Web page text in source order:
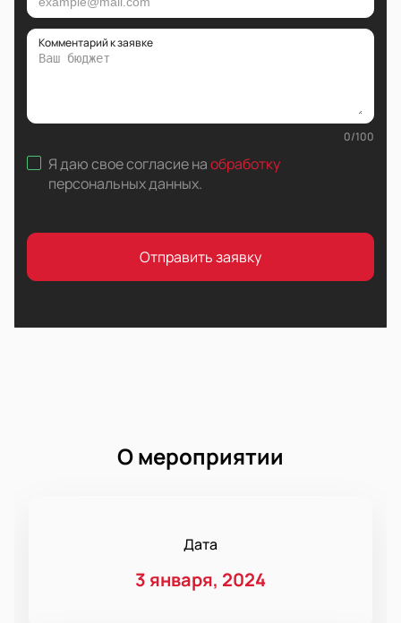
Комментарий к заявке
0/100
Я даю свое согласие наобработку
персональных данных.
Отправить заявку
О мероприятии
Дата
3 января, 2024